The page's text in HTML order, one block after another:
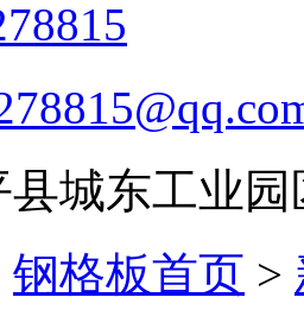
城东工业园
钢格板首页 >